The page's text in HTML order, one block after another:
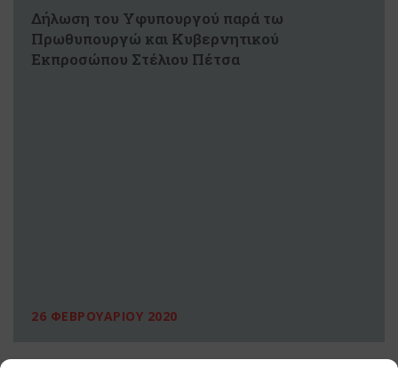
Δήλωση του Υφυπουργού παρά τω
Πρωθυπουργώ και Κυβερνητικού
Εκπροσώπου Στέλιου Πέτσα
26 ΦΕΒΡΟΥΑΡΙΟΥ 2020